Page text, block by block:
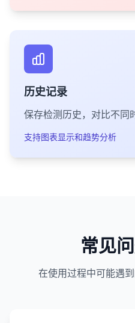
历史记录
保存检测历史，对比不同
支持图表显示和趋势分析
常见
在使用过程中可能遇